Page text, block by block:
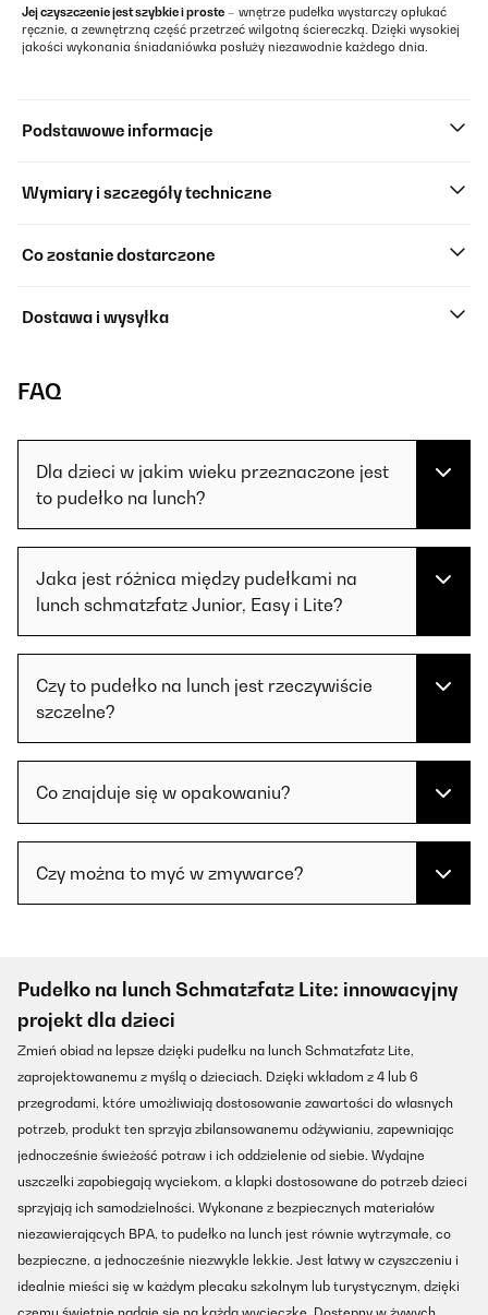
Jej czyszczenie jest szybkie i proste – wnętrze pudełka wystarczy opłukać
ręcznie, a zewnętrzną część przetrzeć wilgotną ściereczką. Dzięki wysokiej
jakości wykonania śniadaniówka posłuży niezawodnie każdego dnia.
Podstawowe informacje
Wymiary i szczegóły techniczne
Co zostanie dostarczone
Dostawa i wysyłka
FAQ
Dla dzieci w jakim wieku przeznaczone jest
to pudełko na lunch?
Jaka jest różnica między pudełkami na
lunch schmatzfatz Junior, Easy i Lite?
Czy to pudełko na lunch jest rzeczywiście
szczelne?
Co znajduje się w opakowaniu?
Czy można to myć w zmywarce?
Pudełko na lunch Schmatzfatz Lite: innowacyjny
projekt dla dzieci
Zmień obiad na lepsze dzięki pudełku na lunch Schmatzfatz Lite,
zaprojektowanemu z myślą o dzieciach. Dzięki wkładom z 4 lub 6
przegrodami, które umożliwiają dostosowanie zawartości do własnych
potrzeb, produkt ten sprzyja zbilansowanemu odżywianiu, zapewniając
jednocześnie świeżość potraw i ich oddzielenie od siebie. Wydajne
uszczelki zapobiegają wyciekom, a klapki dostosowane do potrzeb dzieci
sprzyjają ich samodzielności. Wykonane z bezpiecznych materiałów
niezawierających BPA, to pudełko na lunch jest równie wytrzymałe, co
bezpieczne, a jednocześnie niezwykle lekkie. Jest łatwy w czyszczeniu i
idealnie mieści się w każdym plecaku szkolnym lub turystycznym, dzięki